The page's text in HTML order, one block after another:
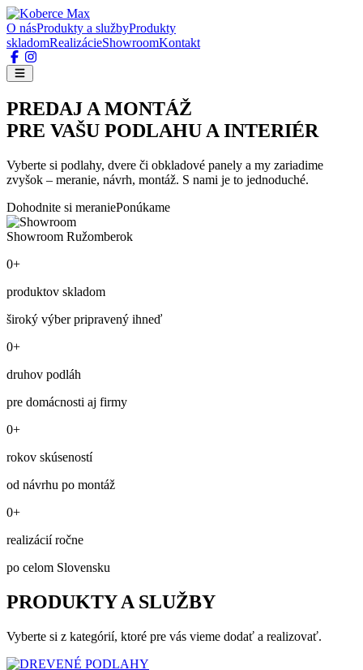
O násProdukty a službyProdukty
skladomRealizácieShowroomKontakt
PREDAJ A MONTÁŽ
PRE VAŠU PODLAHU A INTERIÉR
Vyberte si podlahy, dvere či obkladové panely a my zariadime
zvyšok – meranie, návrh, montáž. S nami je to jednoduché.
Dohodnite si meraniePonúkame
Showroom Ružomberok
0+
produktov skladom
široký výber pripravený ihneď
0+
druhov podláh
pre domácnosti aj firmy
0+
rokov skúseností
od návrhu po montáž
0+
realizácií ročne
po celom Slovensku
PRODUKTY A SLUŽBY
Vyberte si z kategórií, ktoré pre vás vieme dodať a realizovať.